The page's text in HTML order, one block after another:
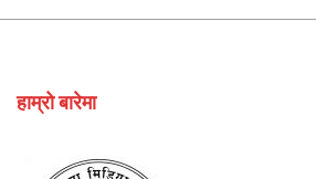
हाम्रो बारेमा